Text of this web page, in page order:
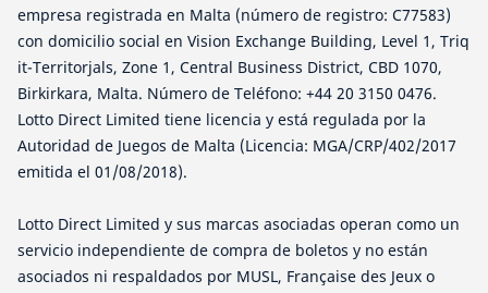
empresa registrada en Malta (número de registro: C77583)
con domicilio social en Vision Exchange Building, Level 1, Triq
it-Territorjals, Zone 1, Central Business District, CBD 1070,
Birkirkara, Malta. Número de Teléfono: +44 20 3150 0476.
Lotto Direct Limited tiene licencia y está regulada por la
Autoridad de Juegos de Malta (Licencia: MGA/CRP/402/2017
emitida el 01/08/2018).
Lotto Direct Limited y sus marcas asociadas operan como un
servicio independiente de compra de boletos y no están
asociados ni respaldados por MUSL, Française des Jeux o